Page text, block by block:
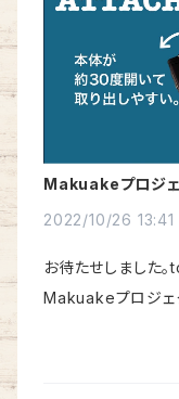
Makuakeプロジェ
2022/10/26 13:41
お待たせしました
Makuakeプロジェ